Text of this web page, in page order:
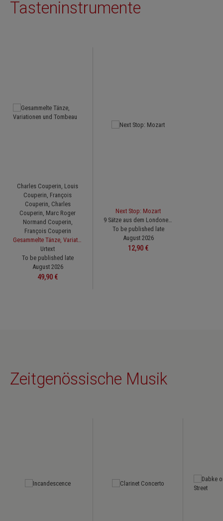
Tasteninstrumente
Charles Couperin, Louis
Couperin, François
Couperin, Charles
Couperin, Marc Roger
Normand Couperin,
François Couperin
Gesammelte Tänze, Variationen und Tombeau
Urtext
To be published late
August 2026
Regular price:
49,90 €
Next Stop: Mozart
9 Sätze aus dem Londoner Skizzenbuch
To be published late
August 2026
Regular price:
12,90 €
Zeitgenössische Musik